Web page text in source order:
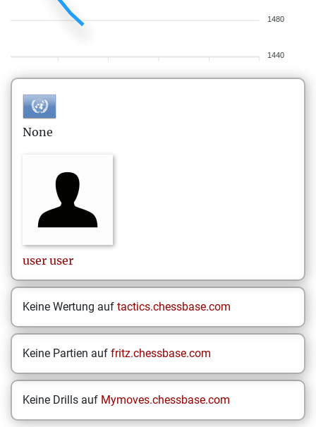
1480
1440
None
user user
Keine Wertung auf tactics.chessbase.com
Keine Partien auf fritz.chessbase.com
Keine Drills auf Mymoves.chessbase.com